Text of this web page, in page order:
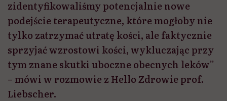
zidentyfikowaliśmy potencjalnie nowe
podejście terapeutyczne, które mogłoby nie
tylko zatrzymać utratę kości, ale faktycznie
sprzyjać wzrostowi kości, wykluczając przy
tym znane skutki uboczne obecnych leków”
– mówi w rozmowie z Hello Zdrowie prof.
Liebscher.